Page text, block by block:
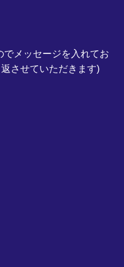
メッセージを入れてお
させていただきます)